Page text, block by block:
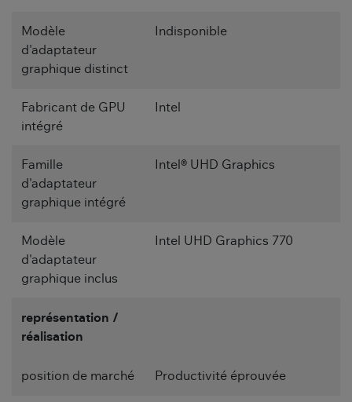
Modèle
d'adaptateur
graphique distinct
Indisponible
Fabricant de GPU
intégré
Intel
Famille
d'adaptateur
graphique intégré
Intel® UHD Graphics
Modèle
d'adaptateur
graphique inclus
Intel UHD Graphics 770
représentation /
réalisation
position de marché Productivité éprouvée